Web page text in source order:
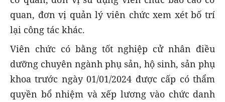
quan, đơn vị quản lý viên chức xem xét bố trí
lại công tác khác.
Viên chức có bằng tốt nghiệp cử nhân điều
dưỡng chuyên ngành phụ sản, hộ sinh, sản phụ
khoa trước ngày 01/01/2024 được cấp có thẩm
quyền bổ nhiệm và xếp lương vào chức danh